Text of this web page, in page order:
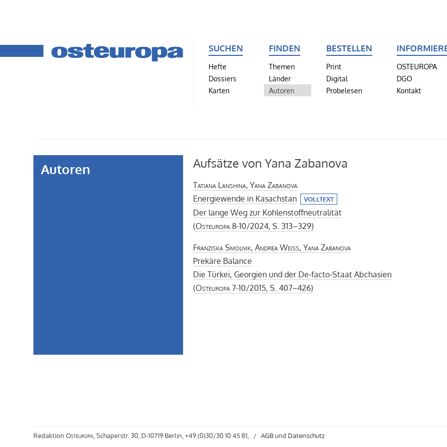
SUCHEN
Hefte
Dossiers
Karten
FINDEN
Themen
Länder
Autoren
BESTELLEN
Print
Digital
Probelesen
OSTEUROPA
DGO
Kontakt
Autoren Aufsätze von Yana Zabanova
Tatiana Lanshina, Yana Zabanova
Energiewende in Kasachstan
VOLLTEXT
Der lange Weg zur Kohlenstoffneutralität
(Osteuropa 8-10/2024, S. 313–329)
Franziska Smolnik, Andrea Weiss, Yana Zabanova
Prekäre Balance
Die Türkei, Georgien und der De-facto-Staat Abchasien
(Osteuropa 7-10/2015, S. 407–426)
RedaktionOsteuropa , Schaperstr. 30, D-10719 Berlin, +49 (0)30/30 10 45 81, /AGBund Datenschutz